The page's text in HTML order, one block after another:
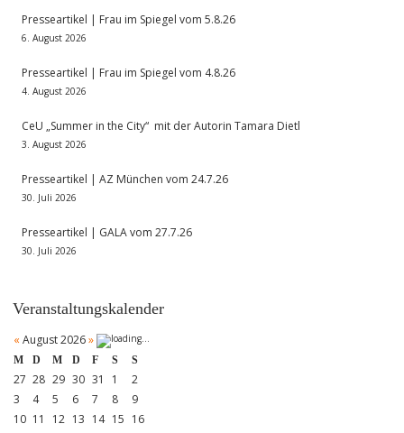
Presseartikel | Frau im Spiegel vom 5.8.26
6. August 2026
Presseartikel | Frau im Spiegel vom 4.8.26
4. August 2026
CeU „Summer in the City“ mit der Autorin Tamara Dietl
3. August 2026
Presseartikel | AZ München vom 24.7.26
30. Juli 2026
Presseartikel | GALA vom 27.7.26
30. Juli 2026
Veranstaltungskalender
« August 2026»
M D M D F S S
27 28 29 30 31 1
2
3
4 5 6 7 8
9
10 11 12 13 14 15 16